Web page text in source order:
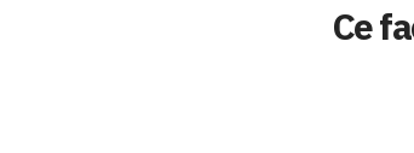
Ce